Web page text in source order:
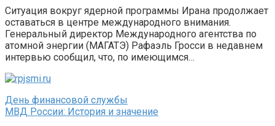
Ситуация вокруг ядерной программы Ирана продолжает
оставаться в центре международного внимания.
Генеральный директор Международного агентства по
атомной энергии (МАГАТЭ) Рафаэль Гросси в недавнем
интервью сообщил, что, по имеющимся…
День финансовой службы
МВД России: История и значение